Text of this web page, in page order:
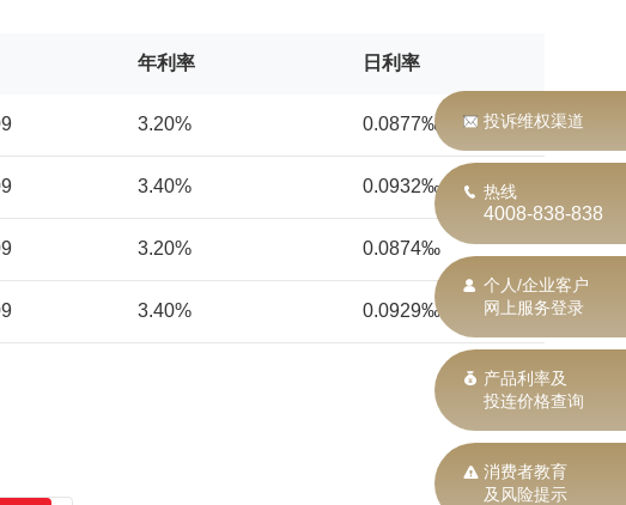
年利率 日利率
3.20% 0.0877‰
3.40% 0.0932‰
3.20% 0.0874‰
3.40% 0.0929‰
投诉维权渠道
热线
4008-838-838
个人/企业客户
网上服务登录
产品利率及
投连价格查询
消费者教育
及风险提示